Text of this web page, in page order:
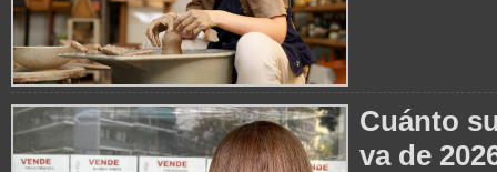
Cuánto
va de